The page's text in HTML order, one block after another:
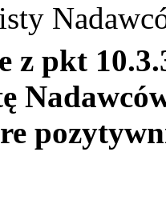
z pkt